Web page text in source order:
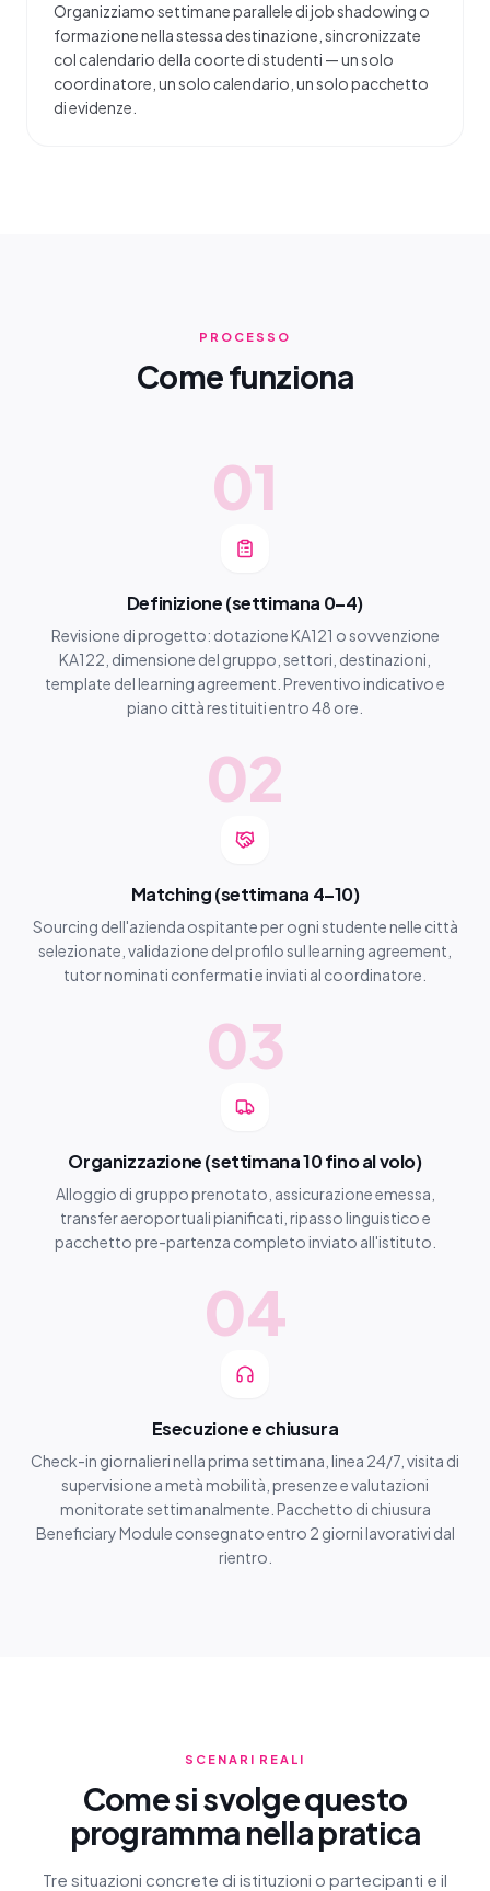
Organizziamo settimane parallele di job shadowing o
formazione nella stessa destinazione, sincronizzate
col calendario della coorte di studenti — un solo
coordinatore, un solo calendario, un solo pacchetto
di evidenze.
PROCESSO
Come funziona
01
Definizione (settimana 0–4)
Revisione di progetto: dotazione KA121 o sovvenzione
KA122, dimensione del gruppo, settori, destinazioni,
template del learning agreement. Preventivo indicativo e
piano città restituiti entro 48 ore.
02
Matching (settimana 4–10)
Sourcing dell'azienda ospitante per ogni studente nelle città
selezionate, validazione del profilo sul learning agreement,
tutor nominati confermati e inviati al coordinatore.
03
Organizzazione (settimana 10 fino al volo)
Alloggio di gruppo prenotato, assicurazione emessa,
transfer aeroportuali pianificati, ripasso linguistico e
pacchetto pre-partenza completo inviato all'istituto.
04
Esecuzione e chiusura
Check-in giornalieri nella prima settimana, linea 24/7, visita di
supervisione a metà mobilità, presenze e valutazioni
monitorate settimanalmente. Pacchetto di chiusura
Beneficiary Module consegnato entro 2 giorni lavorativi dal
rientro.
SCENARI REALI
Come si svolge questo
programma nella pratica
Tre situazioni concrete di istituzioni o partecipanti e il